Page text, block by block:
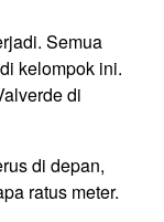
Semua
kelompok ini.
di
di depan,
ratus meter.